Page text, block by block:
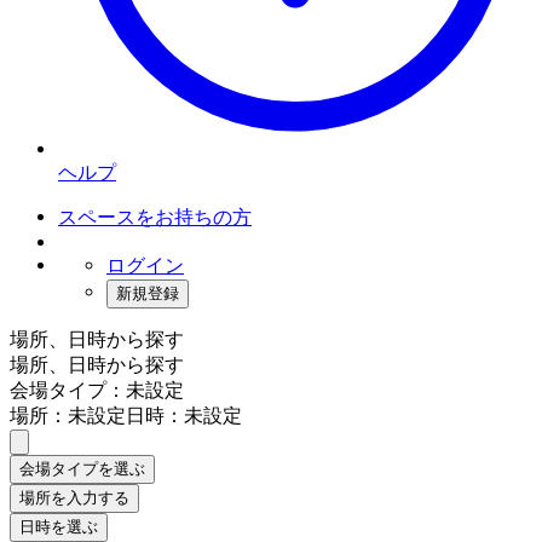
ヘルプ
スペースをお持ちの方
ログイン
新規登録
場所、日時から探す
場所、日時から探す
会場タイプ：未設定
場所：未設定日時：未設定
会場タイプを選ぶ
場所を入力する
日時を選ぶ